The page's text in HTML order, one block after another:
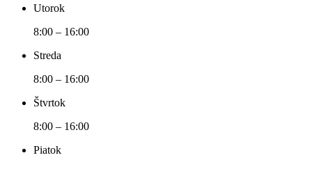
Utorok
8:00 – 16:00
Streda
8:00 – 16:00
Štvrtok
8:00 – 16:00
Piatok